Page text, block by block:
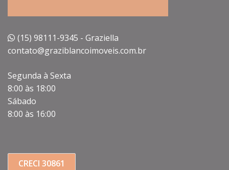
(15) 98111-9345 - Graziella
contato@graziblancoimoveis.com.br
Segunda à Sexta
8:00 às 18:00
Sábado
8:00 às 16:00
CRECI 30861